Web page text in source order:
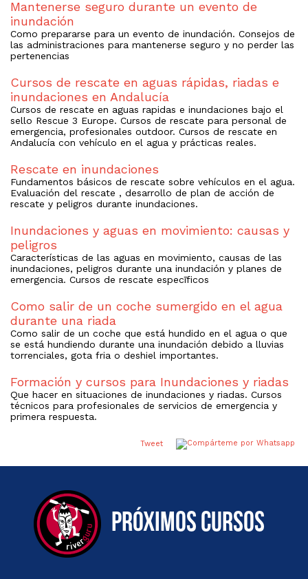
Mantenerse seguro durante un evento de
inundación
Como prepararse para un evento de inundación. Consejos de
las administraciones para mantenerse seguro y no perder las
pertenencias
Cursos de rescate en aguas rápidas, riadas e
inundaciones en Andalucía
Cursos de rescate en aguas rapidas e inundaciones bajo el
sello Rescue 3 Europe. Cursos de rescate para personal de
emergencia, profesionales outdoor. Cursos de rescate en
Andalucía con vehículo en el agua y prácticas reales.
Rescate en inundaciones
Fundamentos básicos de rescate sobre vehículos en el agua.
Evaluación del rescate , desarrollo de plan de acción de
rescate y peligros durante inundaciones.
Inundaciones y aguas en movimiento: causas y
peligros
Características de las aguas en movimiento, causas de las
inundaciones, peligros durante una inundación y planes de
emergencia. Cursos de rescate especīficos
Como salir de un coche sumergido en el agua
durante una riada
Como salir de un coche que está hundido en el agua o que
se está hundiendo durante una inundación debido a lluvias
torrenciales, gota fria o deshiel importantes.
Formación y cursos para Inundaciones y riadas
Que hacer en situaciones de inundaciones y riadas. Cursos
técnicos para profesionales de servicios de emergencia y
primera respuesta.
Tweet
Próximos cursos